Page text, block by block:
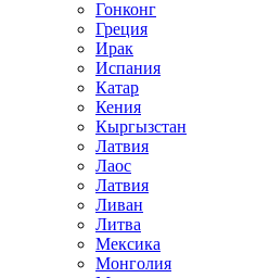
Гонконг
Греция
Ирак
Испания
Катар
Кения
Кыргызстан
Латвия
Лаос
Латвия
Ливан
Литва
Мексика
Монголия